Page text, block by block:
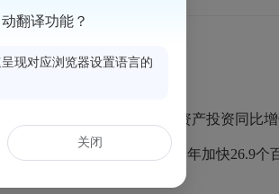
高于全市平均水平。
回落3.8个百分点；固定资产投资同比增
同比增长31.4%，比上年全年加快26.9
翻译功能？
现对应浏览器设置语言的
关闭